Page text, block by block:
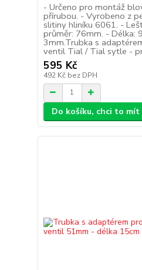
- Určeno pro montáž
přírubou. - Vyrobeno z
slitiny hliníku 6061. -
průměr: 76mm. - Délka:
3mm.Trubka s
ventil Tial / Tial sytle -
595 Kč
492 Kč bez DPH
Do košíku, chci to mít